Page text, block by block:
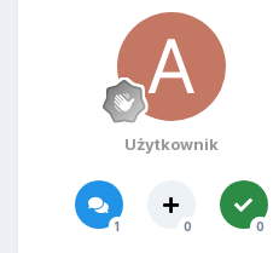
Użytkownik
1 0 0